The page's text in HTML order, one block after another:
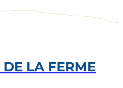
LA FERME